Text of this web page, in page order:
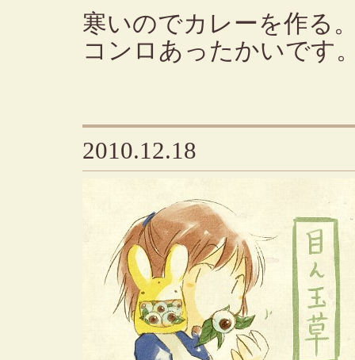
寒いのでカレーを作る
コンロあったかいです
2010.12.18